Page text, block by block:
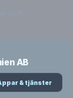
AB
& tjänster